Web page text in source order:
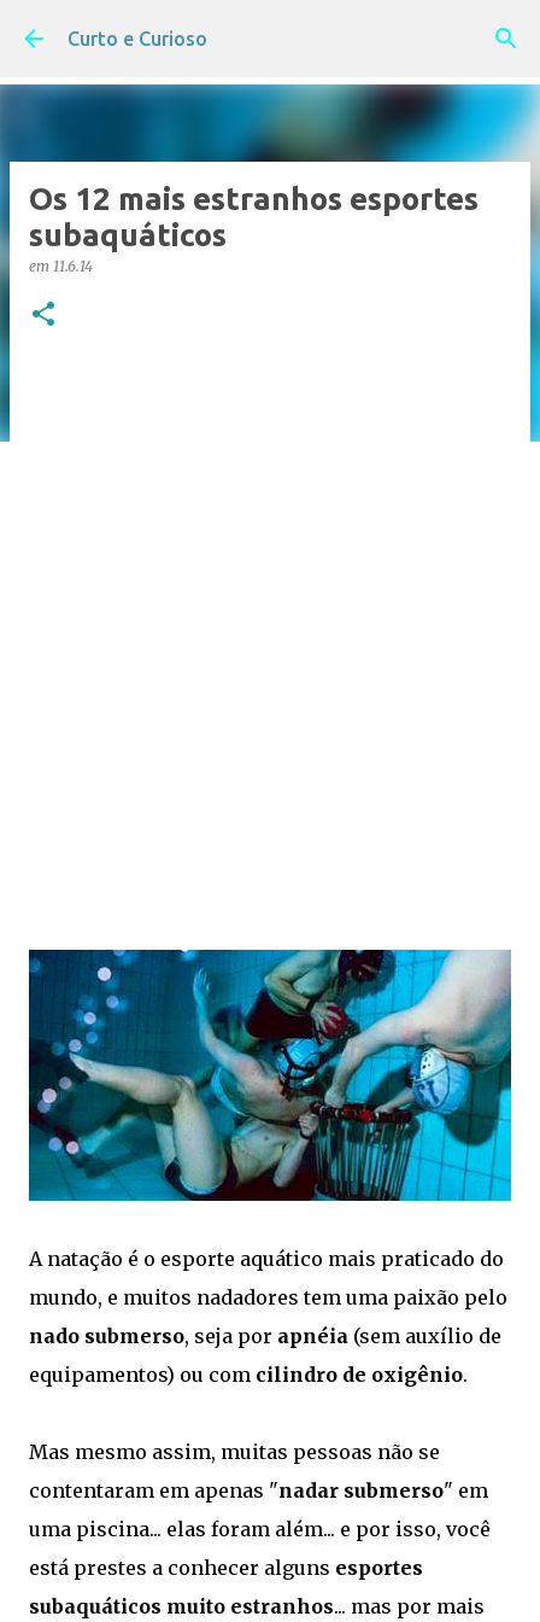
Pular para o conteúdo principal
Curto e Curioso
Os 12 mais estranhos esportes
subaquáticos
em 11.6.14
A natação é o esporte aquático mais praticado do
mundo, e muitos nadadores tem uma paixão pelo
nado submerso, seja por apnéia (sem auxílio de
equipamentos) ou com cilindro de oxigênio.
Mas mesmo assim, muitas pessoas não se
contentaram em apenas "nadar submerso" em
uma piscina... elas foram além... e por isso, você
está prestes a conhecer alguns esportes
subaquáticos muito estranhos... mas por mais